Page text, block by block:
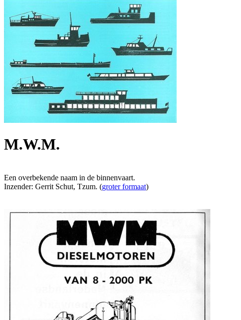
M.W.M.
Een overbekende naam in de binnenvaart.
Inzender: Gerrit Schut, Tzum. (groter formaat)